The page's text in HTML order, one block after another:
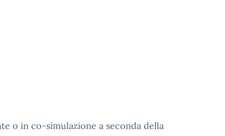
o in co-simulazione a seconda della